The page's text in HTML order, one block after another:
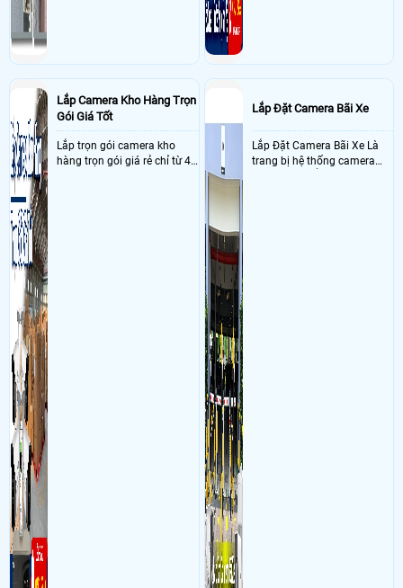
Lắp Camera Kho Hàng Trọn
Gói Giá Tốt
Lắp trọn gói camera kho
hàng trọn gói giá rẻ chỉ từ 4
Lắp Đặt Camera Bãi Xe
Lắp Đặt Camera Bãi Xe Là
trang bị hệ thống camera